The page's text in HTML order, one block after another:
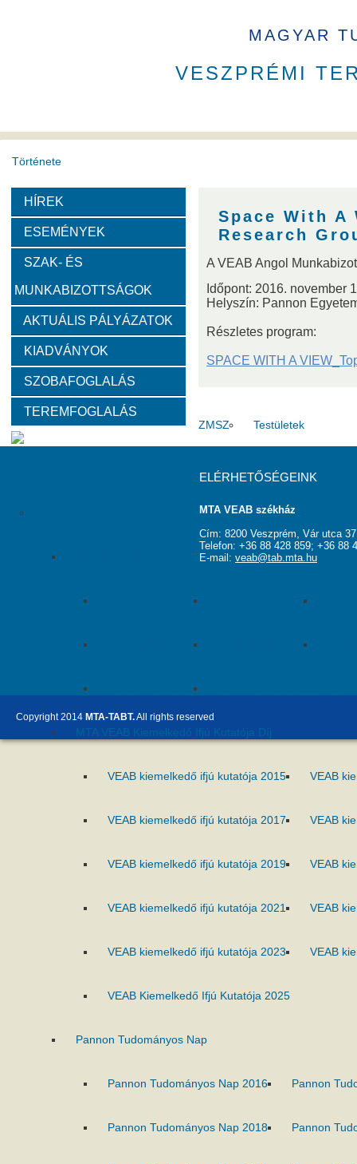
MAGYAR
VESZPRÉMI
Története
A VEAB története
Díjak
Emlékérem Év Kutatója VEAB Kiemelkedő Ifjú
Szervezeti felépítése
Választott vezetők
Tanácskozási jogú tagok SZMSZ Testületek
MTA VEAB Év Kutatója Díj
MTA VEAB Kiemelkedő Ifjú Kutatója Díj
VEAB kiemelkedő ifjú kutatója 2015 VEAB
VEAB kiemelkedő ifjú kutatója 2017 VEAB
VEAB kiemelkedő ifjú kutatója 2019 VEAB
VEAB kiemelkedő ifjú kutatója 2021 VEAB
VEAB kiemelkedő ifjú kutatója 2023 VEAB
VEAB Kiemelkedő Ifjú Kutatója 2025
Pannon Tudományos Nap
Pannon Tudományos Nap 2016 Pannon
Pannon Tudományos Nap 2018 Pannon
HÍREK
ESEMÉNYEK
SZAK- ÉS
MUNKABIZOTTSÁGOK
AKTUÁLIS PÁLYÁZATOK
KIADVÁNYOK
SZOBAFOGLALÁS
TEREMFOGLALÁS
Space With A
Research
A VEAB Angol
Időpont: 2016. november
Helyszín: Pannon
Részletes program:
SPACE WITH A
ELÉRHETŐSÉGEINK
MTA VEAB székház
Cím: 8200 Veszprém, Vár utca
Telefon: +36 88 428 859; +36 88
E-mail: veab@tab.mta.hu
Copyright 2014 MTA-TABT.All rights reserved